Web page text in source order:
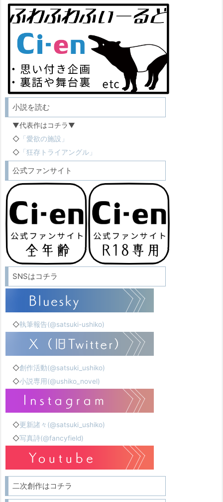
小説を読む
▼代表作はコチラ▼
◇ 「愛欲の施設」
◇ 「狂存トライアングル」
公式ファンサイト
SNSはコチラ
◇執筆報告(@satsuki-ushiko)
◇創作活動(@satsuki_ushiko)
◇小説専用(@ushiko_novel)
◇更新諸々(@satsuki_ushiko)
◇写真詩(@fancyfield)
二次創作はコチラ